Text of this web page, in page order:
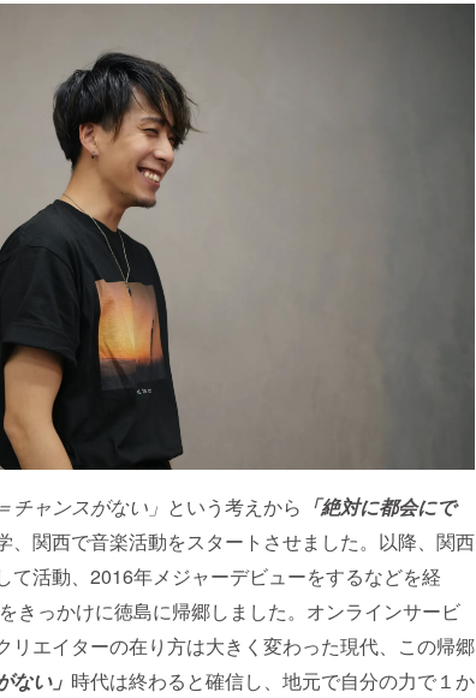
チャンスがない」 という考えから 「絶対に都会にで
、関西で音楽活動をスタートさせました。以降、関西
て活動、2016年メジャーデビューをするなどを経
きっかけに徳島に帰郷しました。オンラインサービ
リエイターの在り方は大きく変わった現代、この帰郷
ない」 時代は終わると確信し、地元で自分の力で１か